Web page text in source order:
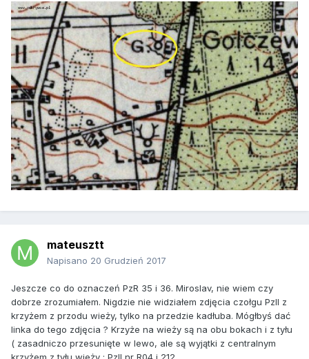
mateusztt
Napisano 20 Grudzień 2017
Jeszcze co do oznaczeń PzR 35 i 36. Miroslav, nie wiem czy
dobrze zrozumiałem. Nigdzie nie widziałem zdjęcia czołgu PzII z
krzyżem z przodu wieży, tylko na przedzie kadłuba. Mógłbyś dać
linka do tego zdjęcia ? Krzyże na wieży są na obu bokach i z tyłu
( zasadniczo przesunięte w lewo, ale są wyjątki z centralnym